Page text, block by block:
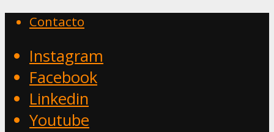
Contacto
Instagram
Facebook
Linkedin
Youtube